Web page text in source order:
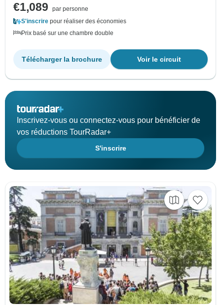
€1,089
par personne
S'inscrire pour réaliser des économies
Prix basé sur une chambre double
Voir le circuit
Télécharger la brochure
Inscrivez-vous ou connectez-vous pour bénéficier de
vos réductions TourRadar+
S'inscrire